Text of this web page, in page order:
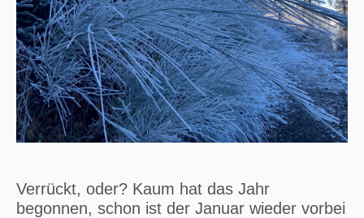
Verrückt, oder? Kaum hat das Jahr
begonnen, schon ist der Januar wieder vorbei